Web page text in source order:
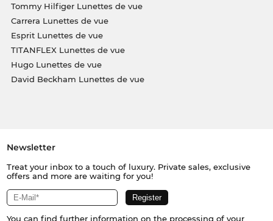
Tommy Hilfiger Lunettes de vue
Carrera Lunettes de vue
Esprit Lunettes de vue
TITANFLEX Lunettes de vue
Hugo Lunettes de vue
David Beckham Lunettes de vue
Newsletter
Treat your inbox to a touch of luxury. Private sales, exclusive
offers and more are waiting for you!
You can find further information on the processing of your